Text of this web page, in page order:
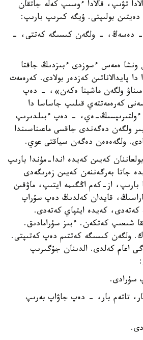
تۋىپ، قالادا ءوسىپ كەلە جاتقان
دەيتىن بولىپتى. ۇيگە كىرىپ بارىپ:
- دەسەڭ، - ولگەن كىسىگە كەتتى، -
ەمەس ءسوزدى ءبىزدىڭ جاقتا
پايدالاناتىن كەزدەر بولادى. كەرەمەت
مىناۋ ولگەن ماشينا ەكەن»، - دەپ
كەرەمەتتەي قىلىپ جاساسا دا
ءولتىرىپسىڭ-ەي، - دەپ ءبىلدىرىپ
ولگەن دەگەندى جاقسى ماعىناسىندا
ولگەەەەن دەگەن سياقتى عوي.
كەيىن كەيدە اندا-مۇندا بارىپ
جاتا بەرگەننەن كەيىن زەرىگەدى
بارىپ، از-كەم اڭگىمە ايتىپ، ماۋقىن
قايدان كەلدىڭ دەپ سۇراپ
كەتەدى، كەيدە ايتپاي كەتەدى.
شىعىپ كەتكەن. ءبىز سۇرامادىق.
ولگەن كىسىگە كەتتىم دەپ كەتىپتى.
اعام كەلدى. الدىنان جۇگىرىپ
سۇرادى.
تاتەم بار، - دەپ جاۋاپ بەرىپ